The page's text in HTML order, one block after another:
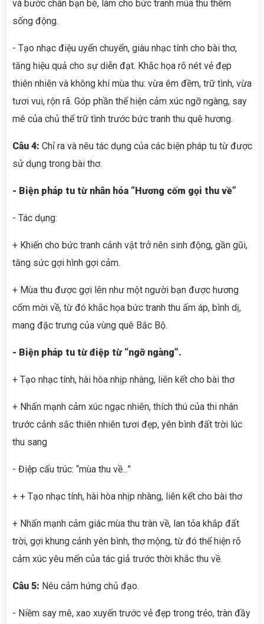
và bước chân bạn bè, làm cho bức tranh mùa thu thêm
sống động.
- Tạo nhạc điệu uyển chuyển, giàu nhạc tính cho bài thơ,
tăng hiệu quả cho sự diễn đạt. Khắc họa rõ nét vẻ đẹp
thiên nhiên và không khí mùa thu: vừa êm đềm, trữ tình, vừa
tươi vui, rộn rã. Góp phần thể hiện cảm xúc ngỡ ngàng, say
mê của chủ thể trữ tình trước bức tranh thu quê hương.
Câu 4: Chỉ ra và nêu tác dụng của các biện pháp tu từ được
sử dụng trong bài thơ.
- Biện pháp tu từ nhân hóa “Hương cốm gọi thu về”
- Tác dụng:
+ Khiến cho bức tranh cảnh vật trở nên sinh động, gần gũi,
tăng sức gợi hình gợi cảm.
+ Mùa thu được gợi lên như một người bạn được hương
cốm mời về, từ đó khắc họa bức tranh thu ấm áp, bình dị,
mang đặc trưng của vùng quê Bắc Bộ.
- Biện pháp tu từ điệp từ “ngỡ ngàng”.
+ Tạo nhạc tính, hài hòa nhịp nhàng, liên kết cho bài thơ
+ Nhấn mạnh cảm xúc ngạc nhiên, thích thú của thi nhân
trước cảnh sắc thiên nhiên tươi đẹp, yên bình đất trời lúc
thu sang
- Điệp cấu trúc: “mùa thu về...”
+ + Tạo nhạc tính, hài hòa nhịp nhàng, liên kết cho bài thơ
+ Nhấn mạnh cảm giác mùa thu tràn về, lan tỏa khắp đất
trời, gợi khung cảnh yên bình, thơ mộng, từ đó thể hiện rõ
cảm xúc yêu mến của tác giả trước thời khắc thu về.
Câu 5: Nêu cảm hứng chủ đạo.
- Niềm say mê, xao xuyến trước vẻ đẹp trong trẻo, tràn đầy